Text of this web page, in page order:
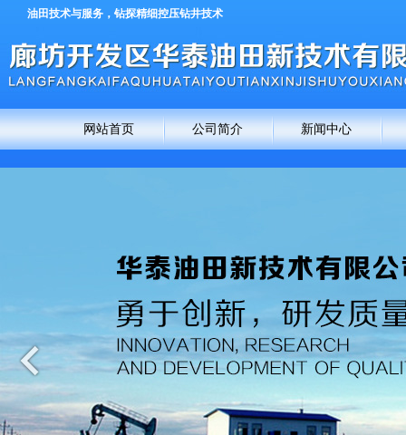
油田技术与服务，钻探精细控压钻井技术
网站首页 公司简介 新闻中心